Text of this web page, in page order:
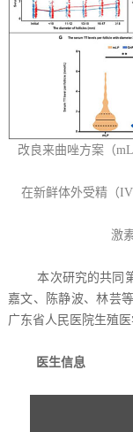
改良来曲唑方案（
在新鲜体外受精（
激
本次研究的共同第
嘉文、陈静波、林芸
广东省人民医院生殖
医生信息